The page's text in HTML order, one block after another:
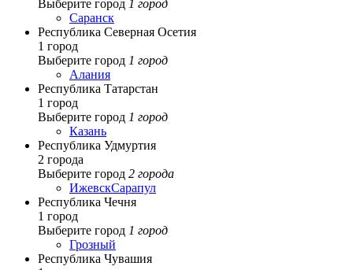
Выберите город 1 город
Саранск
Республика Северная Осетия
1 город
Выберите город 1 город
Алания
Республика Татарстан
1 город
Выберите город 1 город
Казань
Республика Удмуртия
2 города
Выберите город 2 города
ИжевскСарапул
Республика Чечня
1 город
Выберите город 1 город
Грозный
Республика Чувашия